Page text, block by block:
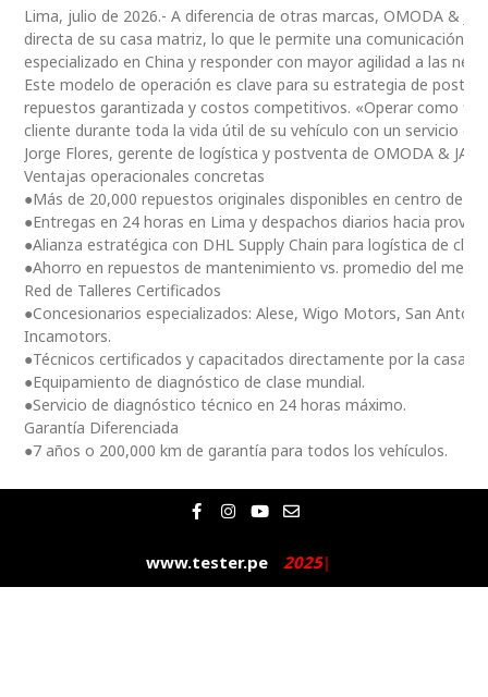
Lima, julio de 2026.- A diferencia de otras marcas, OMODA &
directa de su casa matriz, lo que le permite una comunicación
especializado en China y responder con mayor agilidad a las
Este modelo de operación es clave para su estrategia de
repuestos garantizada y costos competitivos. «Operar como
cliente durante toda la vida útil de su vehículo con un servicio
Jorge Flores, gerente de logística y postventa de OMODA &
Ventajas operacionales concretas
●Más de 20,000 repuestos originales disponibles en centro de
●Entregas en 24 horas en Lima y despachos diarios hacia
●Alianza estratégica con DHL Supply Chain para logística de
●Ahorro en repuestos de mantenimiento vs. promedio del
Red de Talleres Certificados
●Concesionarios especializados: Alese, Wigo Motors, San
Incamotors.
●Técnicos certificados y capacitados directamente por la casa
●Equipamiento de diagnóstico de clase mundial.
●Servicio de diagnóstico técnico en 24 horas máximo.
Garantía Diferenciada
●7 años o 200,000 km de garantía para todos los vehículos.
F
a
e
b
o
I
n
t
a
g
Y
o
t
u
b
E
n
e
l
o
www.tester.pe 2025|